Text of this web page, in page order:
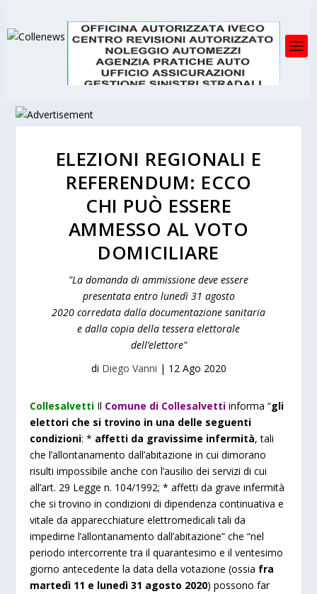
ELEZIONI REGIONALI E
REFERENDUM: ECCO
CHI PUÒ ESSERE
AMMESSO AL VOTO
DOMICILIARE
"La domanda di ammissione deve essere
presentata entro lunedì 31 agosto
2020 corredata dalla documentazione sanitaria
e dalla copia della tessera elettorale
dell’elettore"
di Diego Vanni | 12 Ago 2020
Collesalvetti Il Comune di Collesalvetti informa “gli
elettori che si trovino in una delle seguenti
condizioni: * affetti da gravissime infermità, tali
che l’allontanamento dall’abitazione in cui dimorano
risulti impossibile anche con l’ausilio dei servizi di cui
all’art. 29 Legge n. 104/1992; * affetti da grave infermità
che si trovino in condizioni di dipendenza continuativa e
vitale da apparecchiature elettromedicali tali da
impedirne l’allontanamento dall’abitazione” che “nel
periodo intercorrente tra il quarantesimo e il ventesimo
giorno antecedente la data della votazione (ossia fra
martedì 11 e lunedì 31 agosto 2020) possono far